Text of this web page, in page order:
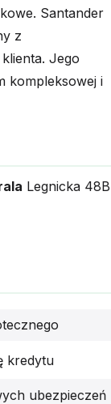
Santander
z
Jego
kompleksowej i
Legnicka 48B
kredytu
ubezpieczeń